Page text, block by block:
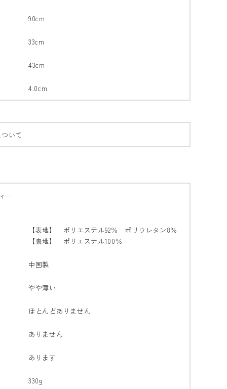
90cm
33cm
43cm
4.0cm
いて
ー
【表地】 ポリエステル92％ ポリウレタン8％
【裏地】 ポリエステル100％
中国製
やや薄い
ほとんどありません
ありません
あります
330g